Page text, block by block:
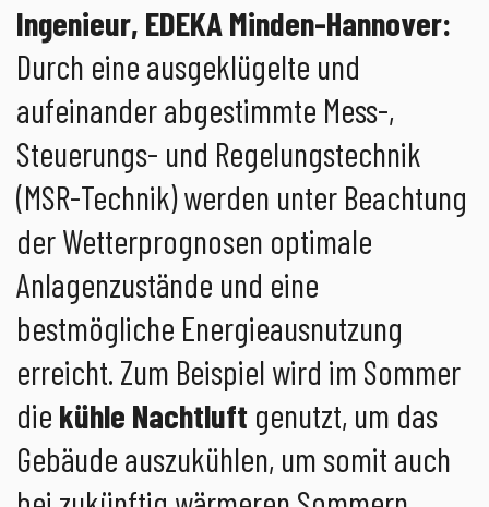
Ingenieur, EDEKA Minden-Hannover:
Durch eine ausgeklügelte und
aufeinander abgestimmte Mess-,
Steuerungs- und Regelungstechnik
(MSR-Technik) werden unter Beachtung
der Wetterprognosen optimale
Anlagenzustände und eine
bestmögliche Energieausnutzung
erreicht. Zum Beispiel wird im Sommer
die kühle Nachtluft genutzt, um das
Gebäude auszukühlen, um somit auch